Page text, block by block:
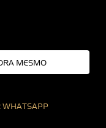
MESMO
WHATSAPP